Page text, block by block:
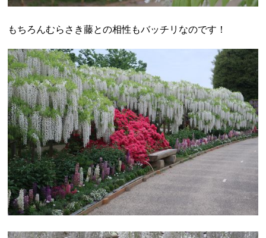
もちろんむらさき藤との相性もバッチリなのです！